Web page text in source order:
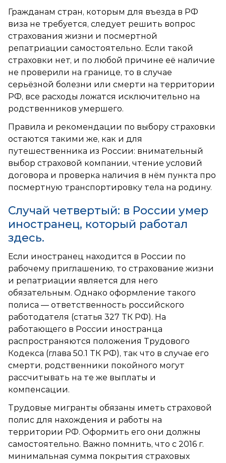
Гражданам стран, которым для въезда в РФ
виза не требуется, следует решить вопрос
страхования жизни и посмертной
репатриации самостоятельно. Если такой
страховки нет, и по любой причине её наличие
не проверили на границе, то в случае
серьёзной болезни или смерти на территории
РФ, все расходы ложатся исключительно на
родственников умершего.
Правила и рекомендации по выбору страховки
остаются такими же, как и для
путешественника из России: внимательный
выбор страховой компании, чтение условий
договора и проверка наличия в нём пункта про
посмертную транспортировку тела на родину.
Случай четвертый: в России умер
иностранец, который работал
здесь.
Если иностранец находится в России по
рабочему приглашению, то страхование жизни
и репатриации является для него
обязательным. Однако оформление такого
полиса — ответственность российского
работодателя (статья 327 ТК РФ). На
работающего в России иностранца
распространяются положения Трудового
Кодекса (глава 50.1 ТК РФ), так что в случае его
смерти, родственники покойного могут
рассчитывать на те же выплаты и
компенсации.
Трудовые мигранты обязаны иметь страховой
полис для нахождения и работы на
территории РФ. Оформить его они должны
самостоятельно. Важно помнить, что с 2016 г.
минимальная сумма покрытия страховых